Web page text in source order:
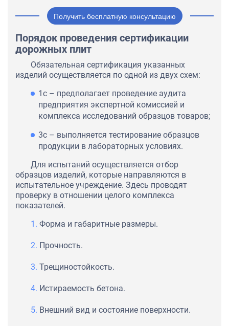
Получить бесплатную консультацию
Порядок проведения сертификации
дорожных плит
Обязательная сертификация указанных
изделий осуществляется по одной из двух схем:
1с – предполагает проведение аудита
предприятия экспертной комиссией и
комплекса исследований образцов товаров;
3с – выполняется тестирование образцов
продукции в лабораторных условиях.
Для испытаний осуществляется отбор
образцов изделий, которые направляются в
испытательное учреждение. Здесь проводят
проверку в отношении целого комплекса
показателей.
Форма и габаритные размеры.
Прочность.
Трещиностойкость.
Истираемость бетона.
Внешний вид и состояние поверхности.